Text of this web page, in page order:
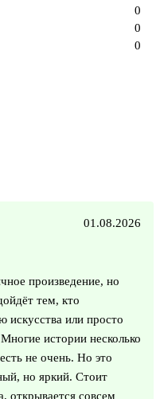
0
0
0
01.08.2026
произведение, но
тем, кто
искусства или просто
истории несколько
не очень. Но это
но яркий. Стоит
открывается совсем